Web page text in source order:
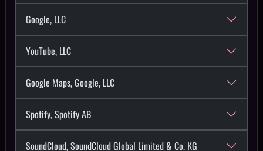
Google, LLC
YouTube, LLC
Google Maps, Google, LLC
Spotify, Spotify AB
SoundCloud, SoundCloud Global Limited & Co. KG